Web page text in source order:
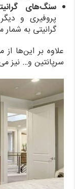
سنگ‌های
پروفیری و
گرانیتی به شمار
علاوه بر این‌ها
سرپانتین و… نیز